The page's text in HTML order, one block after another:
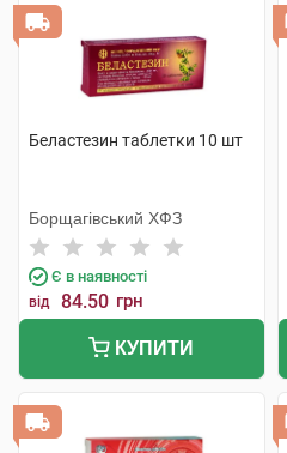
Беластезин таблетки 10 шт
Борщагівський ХФЗ
Є в наявності
від 84.50 грн
КУПИТИ